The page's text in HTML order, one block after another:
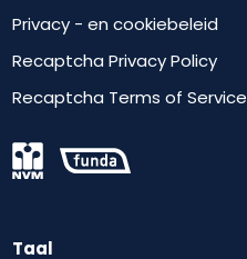
Privacy - en cookiebeleid
Recaptcha Privacy Policy
Recaptcha Terms of Service
Taal